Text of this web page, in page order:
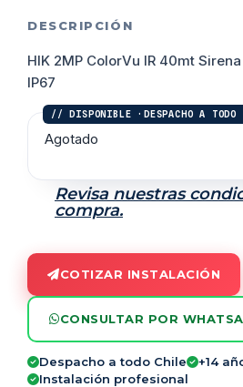
DESCRIPCIÓN
HIK 2MP ColorVu IR 40mt
IP67
Agotado
Revisa nuestras
compra.
COTIZAR INSTALACIÓN
CONSULTAR POR
Despacho a todo Chile
+14
Instalación profesional